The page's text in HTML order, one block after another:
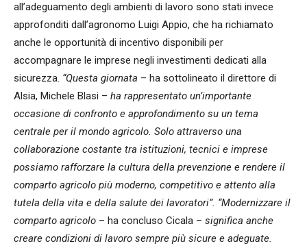
all’adeguamento degli ambienti di lavoro sono stati invece
approfonditi dall’agronomo Luigi Appio, che ha richiamato
anche le opportunità di incentivo disponibili per
accompagnare le imprese negli investimenti dedicati alla
sicurezza. “Questa giornata – ha sottolineato il direttore di
Alsia, Michele Blasi – ha rappresentato un’importante
occasione di confronto e approfondimento su un tema
centrale per il mondo agricolo. Solo attraverso una
collaborazione costante tra istituzioni, tecnici e imprese
possiamo rafforzare la cultura della prevenzione e rendere il
comparto agricolo più moderno, competitivo e attento alla
tutela della vita e della salute dei lavoratori”. “Modernizzare il
comparto agricolo – ha concluso Cicala – significa anche
creare condizioni di lavoro sempre più sicure e adeguate.